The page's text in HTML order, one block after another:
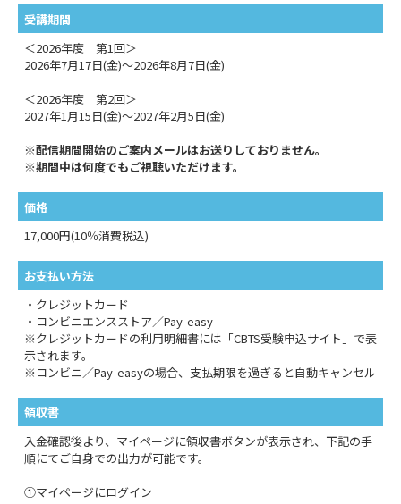
受講期間
＜2026年度 第1回＞
2026年7月17日(金)～2026年8月7日(金)
＜2026年度 第2回＞
2027年1月15日(金)～2027年2月5日(金)
※配信期間開始のご案内メールはお送りしておりません。
※期間中は何度でもご視聴いただけます。
価格
17,000円(10％消費税込)
お支払い方法
・クレジットカード
・コンビニエンスストア／Pay-easy
※クレジットカードの利用明細書には「CBTS受験申込サイト」で表
示されます。
※コンビニ／Pay-easyの場合、支払期限を過ぎると自動キャンセル
領収書
入金確認後より、マイページに領収書ボタンが表示され、下記の手
順にてご自身での出力が可能です。
①マイページにログイン